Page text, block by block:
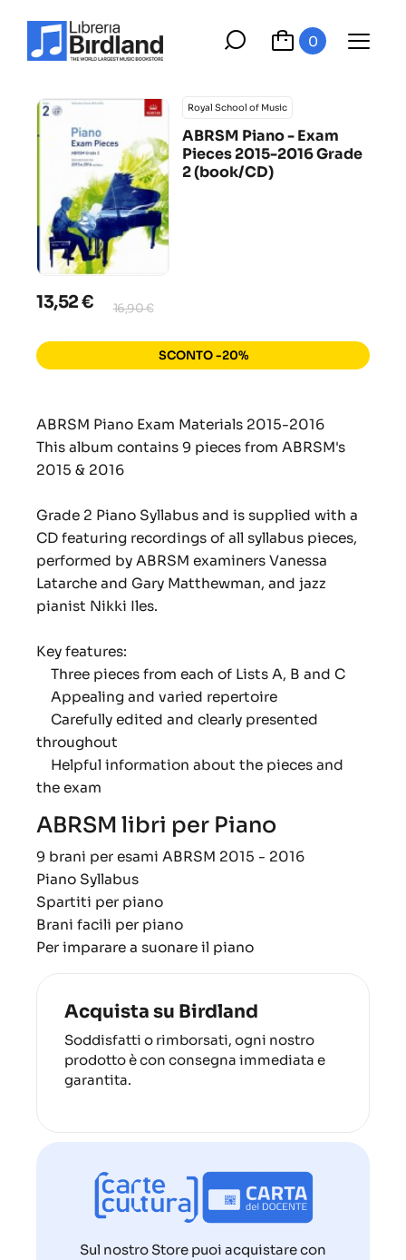
0
Royal School of Music
ABRSM Piano - Exam
Pieces 2015-2016 Grade
2 (book/CD)
13,52 € 16,90 €
SCONTO -20%
ABRSM Piano Exam Materials 2015-2016
This album contains 9 pieces from ABRSM's
2015 & 2016
Grade 2 Piano Syllabus and is supplied with a
CD featuring recordings of all syllabus pieces,
performed by ABRSM examiners Vanessa
Latarche and Gary Matthewman, and jazz
pianist Nikki Iles.
Key features:
Three pieces from each of Lists A, B and C
Appealing and varied repertoire
Carefully edited and clearly presented
throughout
Helpful information about the pieces and
the exam
ABRSM libri per Piano
9 brani per esami ABRSM 2015 - 2016
Piano Syllabus
Spartiti per piano
Brani facili per piano
Per imparare a suonare il piano
Acquista su Birdland
Soddisfatti o rimborsati, ogni nostro
prodotto è con consegna immediata e
garantita.
Sul nostro Store puoi acquistare con